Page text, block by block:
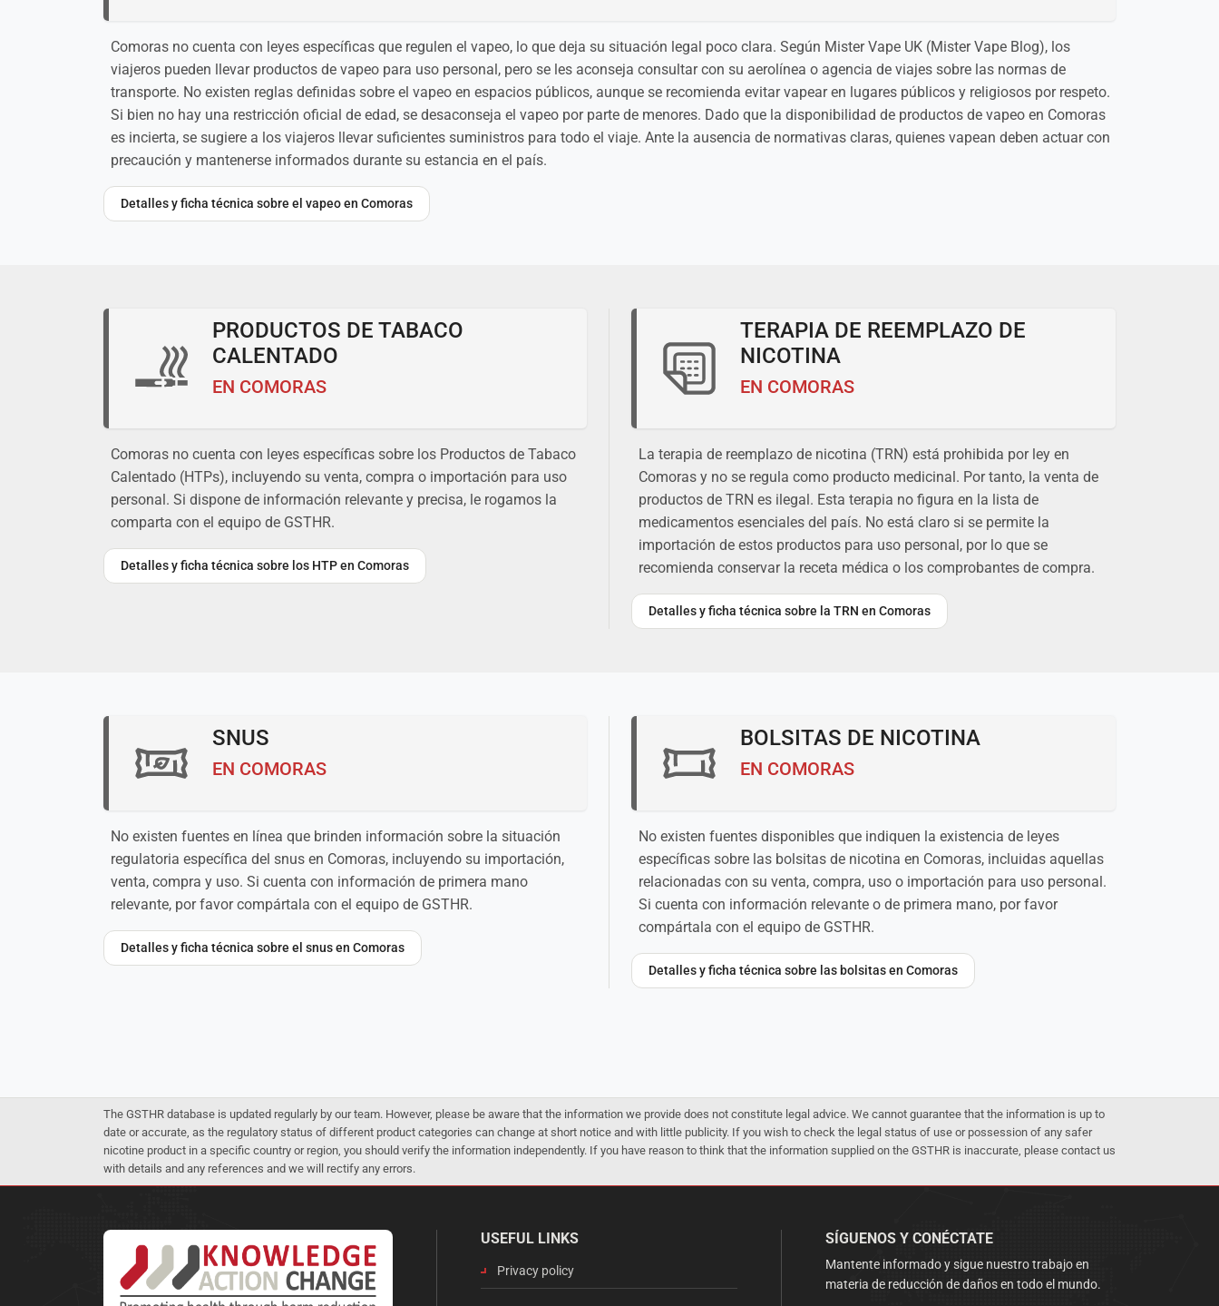
Comoras no cuenta con leyes específicas que regulen el vapeo, lo que deja su situación legal poco clara. Según Mister Vape UK (Mister Vape Blog), los
viajeros pueden llevar productos de vapeo para uso personal, pero se les aconseja consultar con su aerolínea o agencia de viajes sobre las normas de
transporte. No existen reglas definidas sobre el vapeo en espacios públicos, aunque se recomienda evitar vapear en lugares públicos y religiosos por respeto.
Si bien no hay una restricción oficial de edad, se desaconseja el vapeo por parte de menores. Dado que la disponibilidad de productos de vapeo en Comoras
es incierta, se sugiere a los viajeros llevar suficientes suministros para todo el viaje. Ante la ausencia de normativas claras, quienes vapean deben actuar con
precaución y mantenerse informados durante su estancia en el país.
Detalles y ficha técnica sobre el vapeo en Comoras
PRODUCTOS DE TABACO
CALENTADO
EN COMORAS
Comoras no cuenta con leyes específicas sobre los Productos de Tabaco
Calentado (HTPs), incluyendo su venta, compra o importación para uso
personal. Si dispone de información relevante y precisa, le rogamos la
comparta con el equipo de GSTHR.
Detalles y ficha técnica sobre los HTP en Comoras
TERAPIA DE REEMPLAZO DE
NICOTINA
EN COMORAS
La terapia de reemplazo de nicotina (TRN) está prohibida por ley en
Comoras y no se regula como producto medicinal. Por tanto, la venta de
productos de TRN es ilegal. Esta terapia no figura en la lista de
medicamentos esenciales del país. No está claro si se permite la
importación de estos productos para uso personal, por lo que se
recomienda conservar la receta médica o los comprobantes de compra.
Detalles y ficha técnica sobre la TRN en Comoras
SNUS
EN COMORAS
No existen fuentes en línea que brinden información sobre la situación
regulatoria específica del snus en Comoras, incluyendo su importación,
venta, compra y uso. Si cuenta con información de primera mano
relevante, por favor compártala con el equipo de GSTHR.
Detalles y ficha técnica sobre el snus en Comoras
BOLSITAS DE NICOTINA
EN COMORAS
No existen fuentes disponibles que indiquen la existencia de leyes
específicas sobre las bolsitas de nicotina en Comoras, incluidas aquellas
relacionadas con su venta, compra, uso o importación para uso personal.
Si cuenta con información relevante o de primera mano, por favor
compártala con el equipo de GSTHR.
Detalles y ficha técnica sobre las bolsitas en Comoras
The GSTHR database is updated regularly by our team. However, please be aware that the information we provide does not constitute legal advice. We cannot guarantee that the information is up to
date or accurate, as the regulatory status of different product categories can change at short notice and with little publicity. If you wish to check the legal status of use or possession of any safer
nicotine product in a specific country or region, you should verify the information independently. If you have reason to think that the information supplied on the GSTHR is inaccurate, please contact us
with details and any references and we will rectify any errors.
USEFUL LINKS
Privacy policy
SÍGUENOS Y CONÉCTATE
Mantente informado y sigue nuestro trabajo en
materia de reducción de daños en todo el mundo.